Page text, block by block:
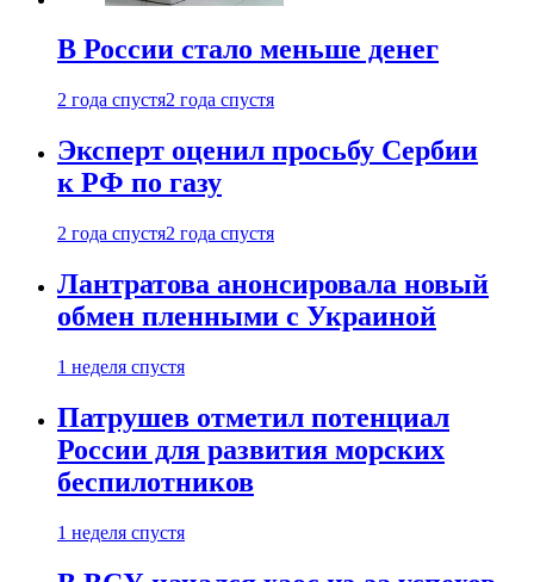
В России стало меньше денег
2 года спустя2 года спустя
Эксперт оценил просьбу Сербии
к РФ по газу
2 года спустя2 года спустя
Лантратова анонсировала новый
обмен пленными с Украиной
1 неделя спустя
Патрушев отметил потенциал
России для развития морских
беспилотников
1 неделя спустя